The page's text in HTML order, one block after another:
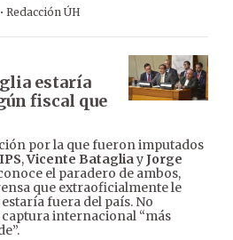
· Redacción ÚH
estaría
fiscal que
por la que fueron imputados
IPS,Vicente BatagliayJorge
el paradero de ambos,
que extraoficialmente le
fuera del país. No
internacional “más